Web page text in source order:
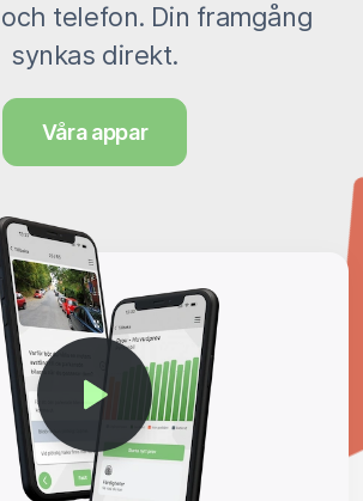
telefon. Din framgång
synkas direkt.
Våra appar